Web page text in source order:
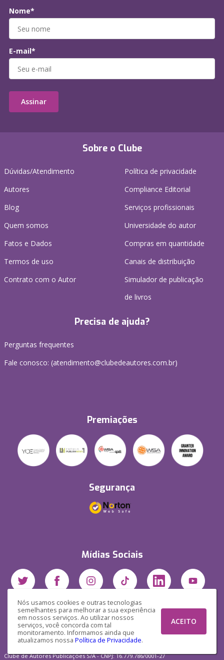
Nós usamos cookies e outras tecnologias
semelhantes para melhorar a sua experiência
em nossos serviços. Ao utilizar nossos
serviços, você concorda com tal
monitoramento. Informamos ainda que
atualizamos nossa Política de Privacidade.
ACEITO
Sobre o Clube
Dúvidas/Atendimento
Autores
Blog
Quem somos
Fatos e Dados
Termos de uso
Contrato com o Autor
Política de privacidade
Compliance Editorial
Serviços profissionais
Universidade do autor
Compras em quantidade
Canais de distribuição
Simulador de publicação
de livros
Precisa de ajuda?
Perguntas frequentes
Fale conosco: (atendimento@clubedeautores.com.br)
Premiações
Segurança
Mídias Sociais
Nome*
E-mail*
Assinar
Clube de Autores Publicações S/A - CNPJ: 16.779.786/0001-27